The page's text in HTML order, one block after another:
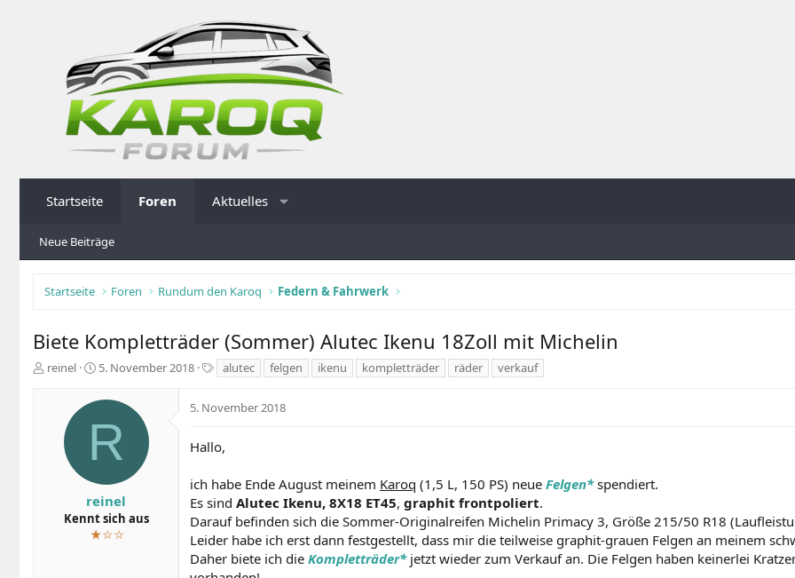
Startseite Foren Aktuelles
Neue Beiträge
Startseite Foren Rundum den Karoq Federn & Fahrwerk
Biete Kompletträder (Sommer) Alutec Ikenu 18Zoll mit Michelin
E
reinel
E
s
e
l
a
m
5. November 2018
c
l
g
r
t
e
alutec felgen ikenu kompletträder räder verkauf
R
reinel
Kennt sich aus
★☆☆
5. November 2018
Hallo,
ich habe Ende August meinem Karoq (1,5 L, 150 PS) neue Felgen*spendiert.
Es sind Alutec Ikenu, 8X18 ET45, graphit frontpoliert.
Darauf befinden sich die Sommer-Originalreifen Michelin Primacy 3, Größe 215/50 R18
Leider habe ich erst dann festgestellt, dass mir die teilweise graphit-grauen Felgen an meinem
Daher biete ich die Kompletträder*jetzt wieder zum Verkauf an. Die Felgen haben keinerlei